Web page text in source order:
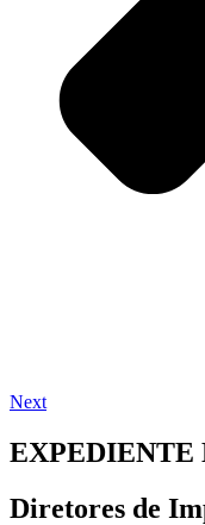
Next
EXPEDIENTE
Diretores de